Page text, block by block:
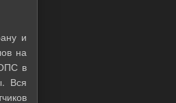
и
на
в
Вся